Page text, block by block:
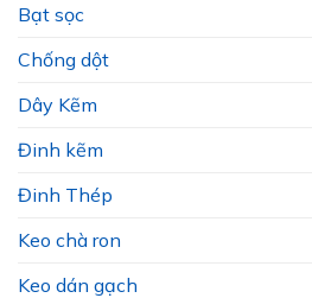
Bạt sọc
Chống dột
Dây Kẽm
Đinh kẽm
Đinh Thép
Keo chà ron
Keo dán gạch